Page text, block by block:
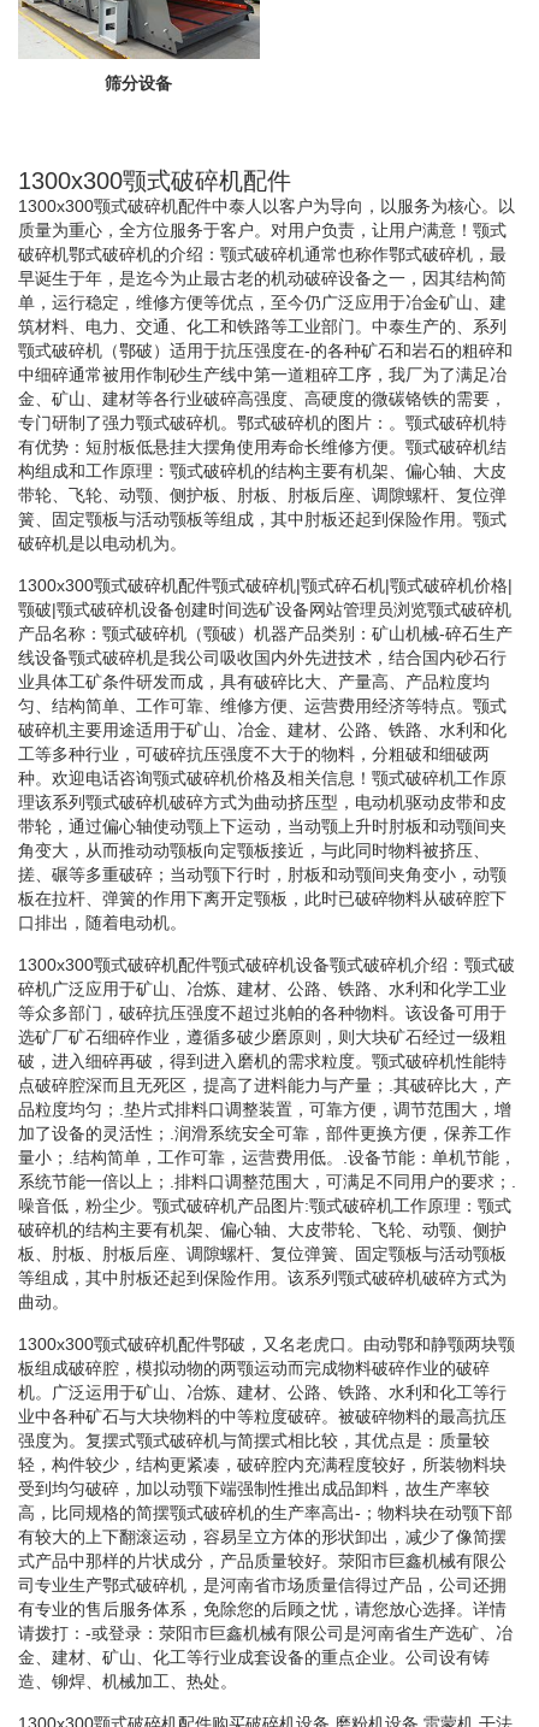
筛分设备
1300x300颚式破碎机配件
1300x300颚式破碎机配件中泰人以客户为导向，以服务为核心。以
质量为重心，全方位服务于客户。对用户负责，让用户满意！颚式
破碎机鄂式破碎机的介绍：颚式破碎机通常也称作鄂式破碎机，最
早诞生于年，是迄今为止最古老的机动破碎设备之一，因其结构简
单，运行稳定，维修方便等优点，至今仍广泛应用于冶金矿山、建
筑材料、电力、交通、化工和铁路等工业部门。中泰生产的、系列
颚式破碎机（鄂破）适用于抗压强度在-的各种矿石和岩石的粗碎和
中细碎通常被用作制砂生产线中第一道粗碎工序，我厂为了满足冶
金、矿山、建材等各行业破碎高强度、高硬度的微碳铬铁的需要，
专门研制了强力颚式破碎机。鄂式破碎机的图片：。颚式破碎机特
有优势：短肘板低悬挂大摆角使用寿命长维修方便。颚式破碎机结
构组成和工作原理：颚式破碎机的结构主要有机架、偏心轴、大皮
带轮、飞轮、动颚、侧护板、肘板、肘板后座、调隙螺杆、复位弹
簧、固定颚板与活动颚板等组成，其中肘板还起到保险作用。颚式
破碎机是以电动机为。
1300x300颚式破碎机配件颚式破碎机|颚式碎石机|颚式破碎机价格|
颚破|颚式破碎机设备创建时间选矿设备网站管理员浏览颚式破碎机
产品名称：颚式破碎机（颚破）机器产品类别：矿山机械-碎石生产
线设备颚式破碎机是我公司吸收国内外先进技术，结合国内砂石行
业具体工矿条件研发而成，具有破碎比大、产量高、产品粒度均
匀、结构简单、工作可靠、维修方便、运营费用经济等特点。颚式
破碎机主要用途适用于矿山、冶金、建材、公路、铁路、水利和化
工等多种行业，可破碎抗压强度不大于的物料，分粗破和细破两
种。欢迎电话咨询颚式破碎机价格及相关信息！颚式破碎机工作原
理该系列颚式破碎机破碎方式为曲动挤压型，电动机驱动皮带和皮
带轮，通过偏心轴使动颚上下运动，当动颚上升时肘板和动颚间夹
角变大，从而推动动颚板向定颚板接近，与此同时物料被挤压、
搓、碾等多重破碎；当动颚下行时，肘板和动颚间夹角变小，动颚
板在拉杆、弹簧的作用下离开定颚板，此时已破碎物料从破碎腔下
口排出，随着电动机。
1300x300颚式破碎机配件颚式破碎机设备颚式破碎机介绍：颚式破
碎机广泛应用于矿山、冶炼、建材、公路、铁路、水利和化学工业
等众多部门，破碎抗压强度不超过兆帕的各种物料。该设备可用于
选矿厂矿石细碎作业，遵循多破少磨原则，则大块矿石经过一级粗
破，进入细碎再破，得到进入磨机的需求粒度。颚式破碎机性能特
点破碎腔深而且无死区，提高了进料能力与产量；.其破碎比大，产
品粒度均匀；.垫片式排料口调整装置，可靠方便，调节范围大，增
加了设备的灵活性；.润滑系统安全可靠，部件更换方便，保养工作
量小；.结构简单，工作可靠，运营费用低。.设备节能：单机节能，
系统节能一倍以上；.排料口调整范围大，可满足不同用户的要求；.
噪音低，粉尘少。颚式破碎机产品图片:颚式破碎机工作原理：颚式
破碎机的结构主要有机架、偏心轴、大皮带轮、飞轮、动颚、侧护
板、肘板、肘板后座、调隙螺杆、复位弹簧、固定颚板与活动颚板
等组成，其中肘板还起到保险作用。该系列颚式破碎机破碎方式为
曲动。
1300x300颚式破碎机配件鄂破，又名老虎口。由动鄂和静颚两块颚
板组成破碎腔，模拟动物的两颚运动而完成物料破碎作业的破碎
机。广泛运用于矿山、冶炼、建材、公路、铁路、水利和化工等行
业中各种矿石与大块物料的中等粒度破碎。被破碎物料的最高抗压
强度为。复摆式颚式破碎机与简摆式相比较，其优点是：质量较
轻，构件较少，结构更紧凑，破碎腔内充满程度较好，所装物料块
受到均匀破碎，加以动颚下端强制性推出成品卸料，故生产率较
高，比同规格的简摆颚式破碎机的生产率高出-；物料块在动颚下部
有较大的上下翻滚运动，容易呈立方体的形状卸出，减少了像简摆
式产品中那样的片状成分，产品质量较好。荥阳市巨鑫机械有限公
司专业生产鄂式破碎机，是河南省市场质量信得过产品，公司还拥
有专业的售后服务体系，免除您的后顾之忧，请您放心选择。详情
请拨打：-或登录：荥阳市巨鑫机械有限公司是河南省生产选矿、冶
金、建材、矿山、化工等行业成套设备的重点企业。公司设有铸
造、铆焊、机械加工、热处。